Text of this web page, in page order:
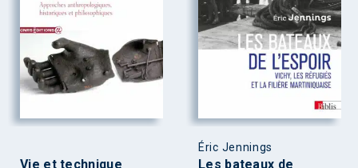
Vie et technique
Éric Jennings
Les bateaux de